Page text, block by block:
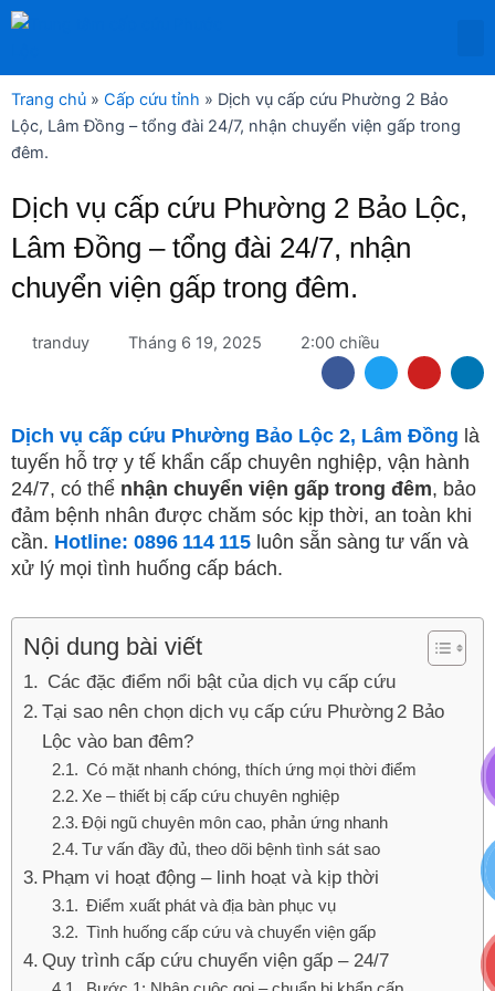
Nhảy
dung
Trang chủ » Cấp cứu tỉnh » Dịch vụ cấp cứu Phường 2 Bảo
Lộc, Lâm Đồng – tổng đài 24/7, nhận chuyển viện gấp trong
đêm.
Dịch vụ cấp cứu Phường 2 Bảo Lộc,
Lâm Đồng – tổng đài 24/7, nhận
chuyển viện gấp trong đêm.
tranduy Tháng 6 19, 2025 2:00 chiều
F
c
b
o
o
k
T
w
i
t
e
r
Y
u
u
b
e
L
n
e
d
i
n
Dịch vụ cấp cứu Phường Bảo Lộc 2, Lâm Đồng là
tuyến hỗ trợ y tế khẩn cấp chuyên nghiệp, vận hành
24/7, có thể nhận chuyển viện gấp trong đêm, bảo
đảm bệnh nhân được chăm sóc kịp thời, an toàn khi
cần. Hotline: 0896 114 115 luôn sẵn sàng tư vấn và
xử lý mọi tình huống cấp bách.
Nội dung bài viết
Các đặc điểm nổi bật của dịch vụ cấp cứu
Tại sao nên chọn dịch vụ cấp cứu Phường 2 Bảo
Lộc vào ban đêm?
Có mặt nhanh chóng, thích ứng mọi thời điểm
Xe – thiết bị cấp cứu chuyên nghiệp
Đội ngũ chuyên môn cao, phản ứng nhanh
Tư vấn đầy đủ, theo dõi bệnh tình sát sao
Phạm vi hoạt động – linh hoạt và kịp thời
Điểm xuất phát và địa bàn phục vụ
Tình huống cấp cứu và chuyển viện gấp
Quy trình cấp cứu chuyển viện gấp – 24/7